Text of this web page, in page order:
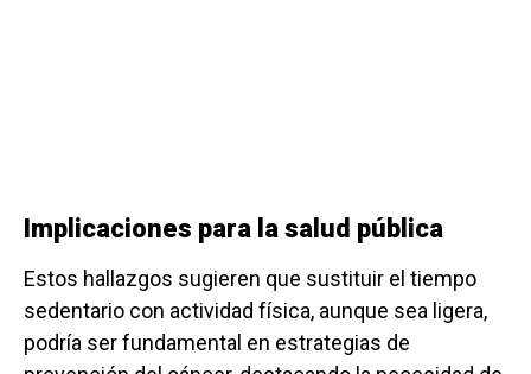
Implicaciones para la salud pública
Estos hallazgos sugieren que sustituir el tiempo
sedentario con actividad física, aunque sea ligera,
podría ser fundamental en estrategias de